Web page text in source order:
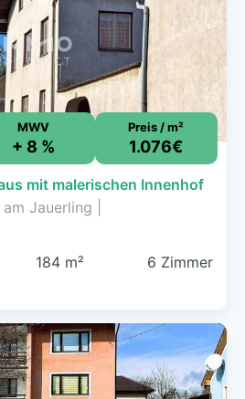
MWV
+ 8 %
Preis / m²
1.076€
mit malerischen Innenhof
Jauerling |
184 m² 6 Zimmer